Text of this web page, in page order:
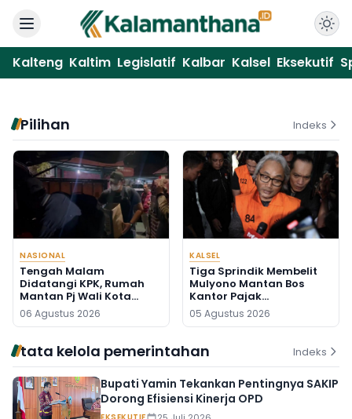
Kalteng Kaltim Legislatif Kalbar Kalsel Eksekutif
Pilihan Indeks
NASIONAL
Tengah Malam
Didatangi KPK, Rumah
Mantan Pj Wali Kota
Digeledah, Empat Koper
Dibawa
06 Agustus 2026
KALSEL
Tiga Sprindik Membelit
Mulyono Mantan Bos
Kantor Pajak
Banjarmasin
05 Agustus 2026
tata kelola pemerintahan Indeks
Bupati Yamin Tekankan Pentingnya SAKIP
Dorong Efisiensi Kinerja OPD